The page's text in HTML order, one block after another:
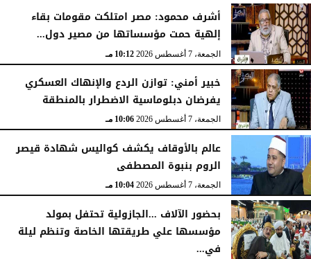
الجمعة، 7 أغسطس 2026 10:15 مـ
أشرف محمود: مصر امتلكت مقومات بقاء
إلهية حمت مؤسساتها من مصير دول...
الجمعة، 7 أغسطس 2026 10:12 مـ
خبير أمني: توازن الردع والإنهاك العسكري
يفرضان دبلوماسية الاضطرار بالمنطقة
الجمعة، 7 أغسطس 2026 10:06 مـ
عالم بالأوقاف يكشف كواليس شهادة قيصر
الروم بنبوة المصطفى
الجمعة، 7 أغسطس 2026 10:04 مـ
بحضور الآلاف ...الجازولية تحتفل بمولد
مؤسسها علي طريقتها الخاصة وتنظم ليلة
في...